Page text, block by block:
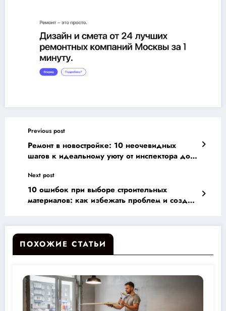
Previous post
Ремонт в новостройке: 10 неочевидных
шагов к идеальному уюту от инспектора до
Next post
10 ошибок при выборе строительных
материалов: как избежать проблем и создать
ПОХОЖИЕ СТАТЬИ